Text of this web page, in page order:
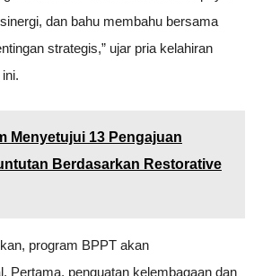
dan bahu membahu bersama
strategis,” ujar pria kelahiran
Menyetujui 13 Pengajuan
Berdasarkan Restorative
program BPPT akan
Pertama, penguatan kelembagaan dan